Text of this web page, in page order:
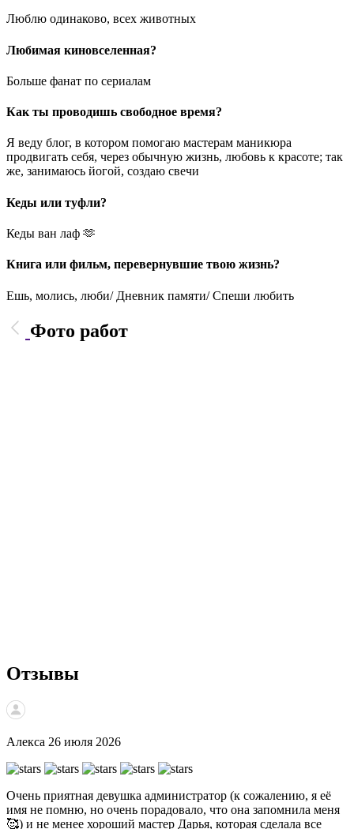
Люблю одинаково, всех животных
Любимая киновселенная?
Больше фанат по сериалам
Как ты проводишь свободное время?
Я веду блог, в котором помогаю мастерам маникюра
продвигать себя, через обычную жизнь, любовь к красоте; так
же, занимаюсь йогой, создаю свечи
Кеды или туфли?
Кеды ван лаф 🫶
Книга или фильм, перевернувшие твою жизнь?
Ешь, молись, люби/ Дневник памяти/ Спеши любить
Фото работ
Отзывы
Алекса 26 июля 2026
Очень приятная девушка администратор (к сожалению, я её
имя не помню, но очень порадовало, что она запомнила меня
🥰) и не менее хороший мастер Дарья, которая сделала все